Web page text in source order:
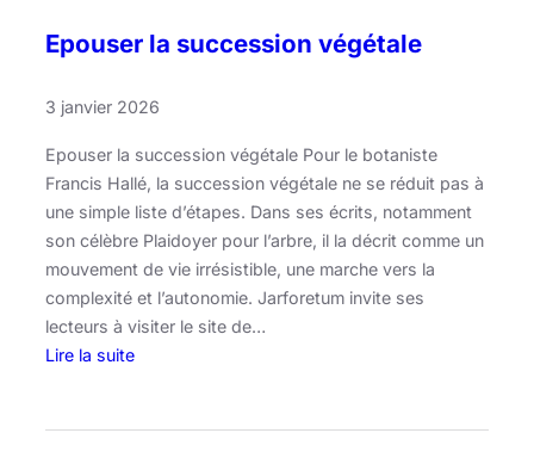
l
l
’
É
c
h
e
c
s
n
Epouser la succession végétale
3 janvier 2026
Epouser la succession végétale Pour le botaniste
Francis Hallé, la succession végétale ne se réduit pas à
une simple liste d’étapes. Dans ses écrits, notamment
son célèbre Plaidoyer pour l’arbre, il la décrit comme un
mouvement de vie irrésistible, une marche vers la
complexité et l’autonomie. Jarforetum invite ses
lecteurs à visiter le site de…
Lire la suite